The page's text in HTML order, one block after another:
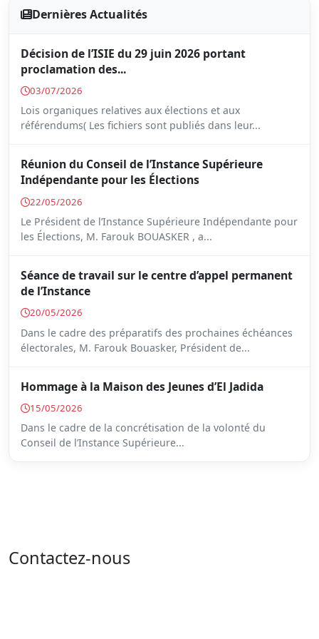
Dernières Actualités
Décision de l’ISIE du 29 juin 2026 portant
proclamation des...
03/07/2026
Lois organiques relatives aux élections et aux
référendums( Les fichiers sont publiés dans leur...
Réunion du Conseil de l’Instance Supérieure
Indépendante pour les Élections
22/05/2026
Le Président de l’Instance Supérieure Indépendante pour
les Élections, M. Farouk BOUASKER , a...
Séance de travail sur le centre d’appel permanent
de l’Instance
20/05/2026
Dans le cadre des préparatifs des prochaines échéances
électorales, M. Farouk Bouasker, Président de...
Hommage à la Maison des Jeunes d’El Jadida
15/05/2026
Dans le cadre de la concrétisation de la volonté du
Conseil de l’Instance Supérieure...
Contactez-nous